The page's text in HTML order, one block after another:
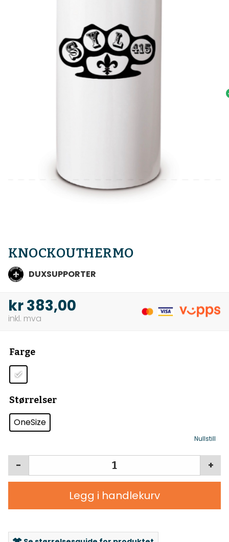
KNOCKOUTHERMO
DUXSUPPORTER
kr383,00
Farge
Størrelser
OneSize
Nullstill
+
-
Legg i handlekurv